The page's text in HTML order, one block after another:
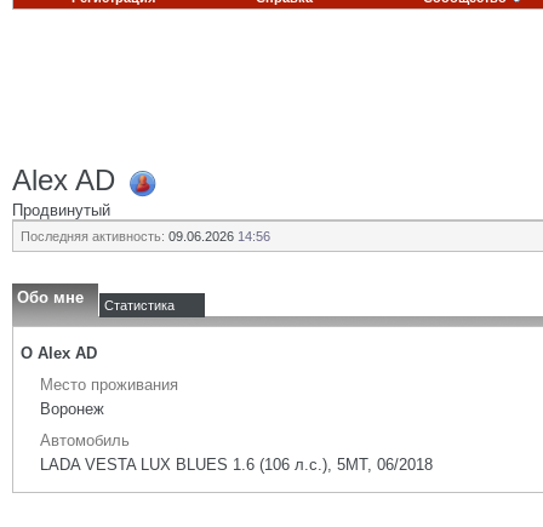
Alex AD
Продвинутый
Последняя активность: 09.06.2026 14:56
Обо мне Статистика
О Alex AD
Место проживания
Воронеж
Автомобиль
LADA VESTA LUX BLUES 1.6 (106 л.с.), 5МТ, 06/2018